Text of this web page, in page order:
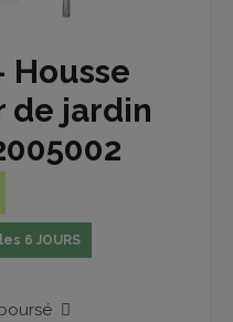
Housse
de jardin
6 JOURS